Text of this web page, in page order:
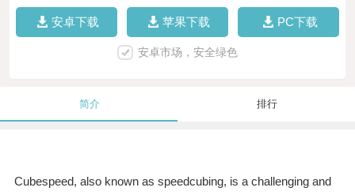
安卓下载 苹果下载 PC下载
安卓市场，安全绿色
简介 排行
Cubespeed, also known as speedcubing, is a challenging and